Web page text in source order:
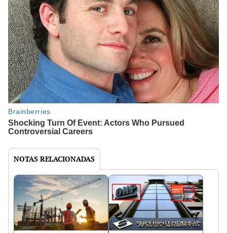
NOTAS RELACIONADAS